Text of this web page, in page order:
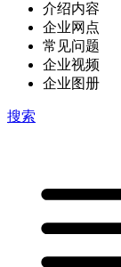
介绍内容
企业网点
常见问题
企业视频
企业图册
搜索